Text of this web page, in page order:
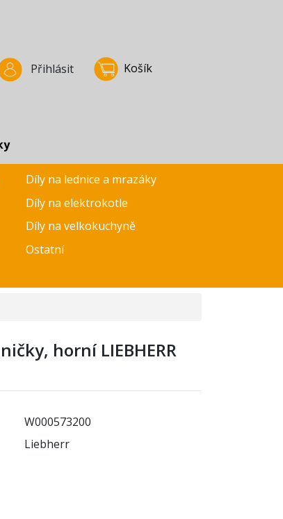
Přihlásit Košík
Díly na lednice a mrazáky
Díly na elektrokotle
Díly na velkokuchyně
Ostatní
horní LIEBHERR
W000573200
Liebherr